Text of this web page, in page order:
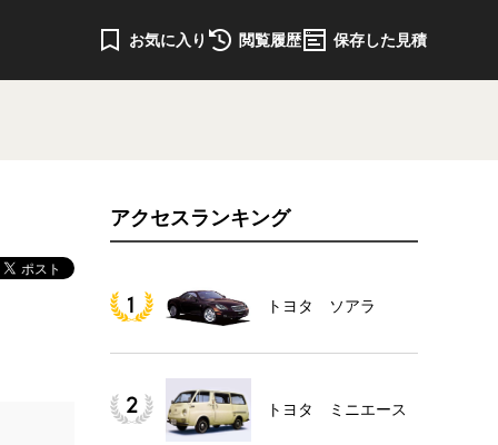
お気に入り 閲覧履歴 保存した見積
アクセスランキング
トヨタ ソアラ
トヨタ ミニエース